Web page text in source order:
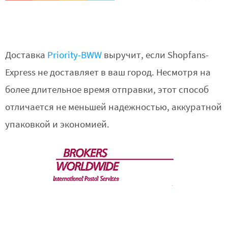
Доставка Priority-BWWвыручит, если Shopfans-
Express не доставляет в ваш город. Несмотря на
более длительное время отправки, этот способ
отличается не меньшей надежностью, аккуратной
упаковкой и экономией.